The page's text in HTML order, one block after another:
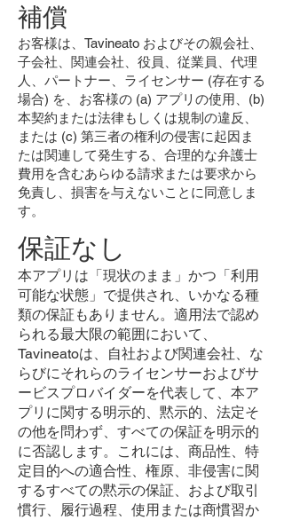
補償
お客様は、Tavineato およびその親会社、
子会社、関連会社、役員、従業員、代理
人、パートナー、ライセンサー (存在する
場合) を、お客様の (a) アプリの使用、(b)
本契約または法律もしくは規制の違反、
または (c) 第三者の権利の侵害に起因ま
たは関連して発生する、合理的な弁護士
費用を含むあらゆる請求または要求から
免責し、損害を与えないことに同意しま
す。
保証なし
本アプリは「現状のまま」かつ「利用
可能な状態」で提供され、いかなる種
類の保証もありません。適用法で認め
られる最大限の範囲において、
Tavineatoは、自社および関連会社、な
らびにそれらのライセンサーおよびサ
ービスプロバイダーを代表して、本ア
プリに関する明示的、黙示的、法定そ
の他を問わず、すべての保証を明示的
に否認します。これには、商品性、特
定目的への適合性、権原、非侵害に関
するすべての黙示の保証、および取引
慣行、履行過程、使用または商慣習か